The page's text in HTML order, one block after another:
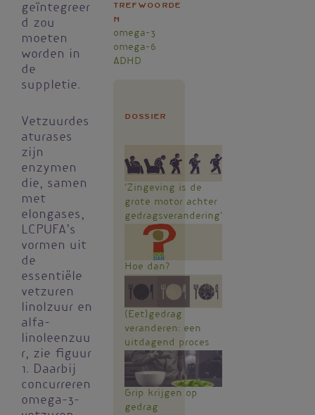
geïntegreer
d zou
moeten
worden in
de
suppletie.
Vetzuurdes
aturases
zijn
enzymen
die, samen
met
elongases,
LCPUFA’s
vormen uit
de
essentiële
vetzuren
linolzuur en
alfa-
linoleenzuu
r, zie figuur
1. Daarbij
concurreren
omega-3-
Trefwoorde
n
omega-3
omega-6
ADHD
Dossier
'Zingeving is de
grote motor achter
gedragsverandering'
Hoe dan?
(Eet)gedrag
veranderen: een
uitdagend proces
Grip krijgen op
gedrag